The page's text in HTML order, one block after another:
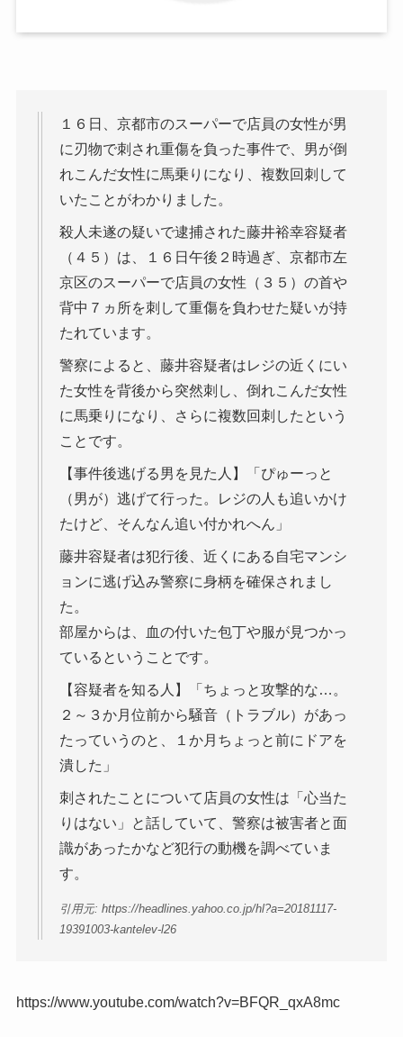
１６日、京都市のスーパーで店員の女性が男
に刃物で刺され重傷を負った事件で、男が倒
れこんだ女性に馬乗りになり、複数回刺して
いたことがわかりました。
殺人未遂の疑いで逮捕された藤井裕幸容疑者
（４５）は、１６日午後２時過ぎ、京都市左
京区のスーパーで店員の女性（３５）の首や
背中７ヵ所を刺して重傷を負わせた疑いが持
たれています。
警察によると、藤井容疑者はレジの近くにい
た女性を背後から突然刺し、倒れこんだ女性
に馬乗りになり、さらに複数回刺したという
ことです。
【事件後逃げる男を見た人】「ぴゅーっと
（男が）逃げて行った。レジの人も追いかけ
たけど、そんなん追い付かれへん」
藤井容疑者は犯行後、近くにある自宅マンシ
ョンに逃げ込み警察に身柄を確保されまし
た。
部屋からは、血の付いた包丁や服が見つかっ
ているということです。
【容疑者を知る人】「ちょっと攻撃的な…。
２～３か月位前から騒音（トラブル）があっ
たっていうのと、１か月ちょっと前にドアを
潰した」
刺されたことについて店員の女性は「心当た
りはない」と話していて、警察は被害者と面
識があったかなど犯行の動機を調べていま
す。
引用元: https://headlines.yahoo.co.jp/hl?a=20181117-
19391003-kantelev-l26
https://www.youtube.com/watch?v=BFQR_qxA8mc